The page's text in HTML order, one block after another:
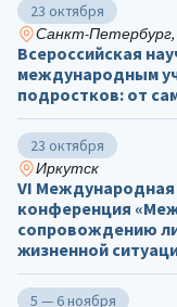
23 октября
Санкт-Петербург,
Всероссийская
международным
подростков: от
23 октября
Иркутск
VI Международная
конференция
сопровождению
жизненной
5 — 6 ноября